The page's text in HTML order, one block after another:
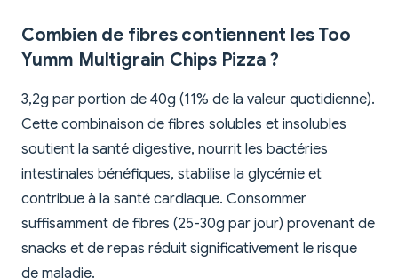
Combien de fibres contiennent les Too
Yumm Multigrain Chips Pizza ?
3,2g par portion de 40g (11% de la valeur quotidienne).
Cette combinaison de fibres solubles et insolubles
soutient la santé digestive, nourrit les bactéries
intestinales bénéfiques, stabilise la glycémie et
contribue à la santé cardiaque. Consommer
suffisamment de fibres (25-30g par jour) provenant de
snacks et de repas réduit significativement le risque
de maladie.